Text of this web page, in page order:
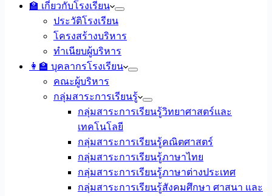
🏫 เกี่ยวกับโรงเรียน
ประวัติโรงเรียน
โครงสร้างบริหาร
ทำเนียบผู้บริหาร
👩‍🏫 บุคลากรโรงเรียน
คณะผู้บริหาร
กลุ่มสาระการเรียนรู้
กลุ่มสาระการเรียนรู้วิทยาศาสตร์และ
เทคโนโลยี
กลุ่มสาระการเรียนรู้คณิตศาสตร์
กลุ่มสาระการเรียนรู้ภาษาไทย
กลุ่มสาระการเรียนรู้ภาษาต่างประเทศ
กลุ่มสาระการเรียนรู้สังคมศึกษา ศาสนา และ